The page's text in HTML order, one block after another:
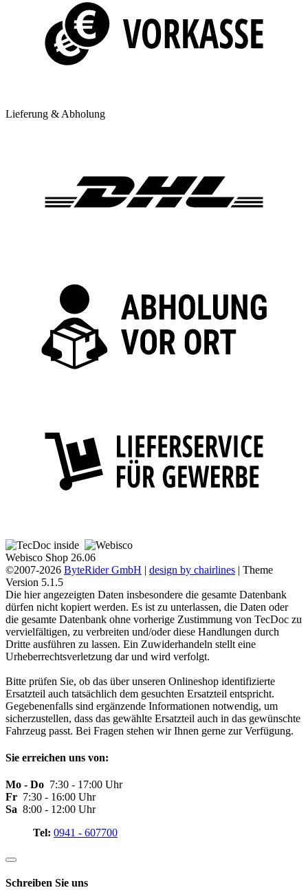
Lieferung & Abholung
Webisco Shop 26.06
©2007-2026 ByteRider GmbH | design by chairlines | Theme
Version 5.1.5
Die hier angezeigten Daten insbesondere die gesamte Datenbank
dürfen nicht kopiert werden. Es ist zu unterlassen, die Daten oder
die gesamte Datenbank ohne vorherige Zustimmung von TecDoc zu
vervielfältigen, zu verbreiten und/oder diese Handlungen durch
Dritte ausführen zu lassen. Ein Zuwiderhandeln stellt eine
Urheberrechtsverletzung dar und wird verfolgt.
Bitte prüfen Sie, ob das über unseren Onlineshop identifizierte
Ersatzteil auch tatsächlich dem gesuchten Ersatzteil entspricht.
Gegebenenfalls sind ergänzende Informationen notwendig, um
sicherzustellen, dass das gewählte Ersatzteil auch in das gewünschte
Fahrzeug passt. Bei Fragen stehen wir Ihnen gerne zur Verfügung.
Sie erreichen uns von:
Mo - Do 7:30 - 17:00 Uhr
Fr 7:30 - 16:00 Uhr
Sa 8:00 - 12:00 Uhr
Tel: 0941 - 607700
Schreiben Sie uns